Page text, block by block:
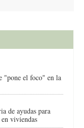
"pone el foco" en la
de ayudas para
viviendas